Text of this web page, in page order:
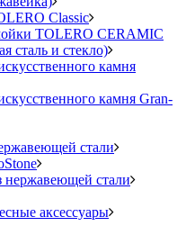
Classic
TOLERO CERAMIC
сталь и стекло)
камня
камня Gran-
стали
стали
аксессуары